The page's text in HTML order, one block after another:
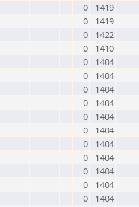
0
1419
0
1419
0
1422
0
1410
0
1404
0
1404
0
1404
0
1404
0
1404
0
1404
0
1404
0
1404
0
1404
0
1404
0
1404